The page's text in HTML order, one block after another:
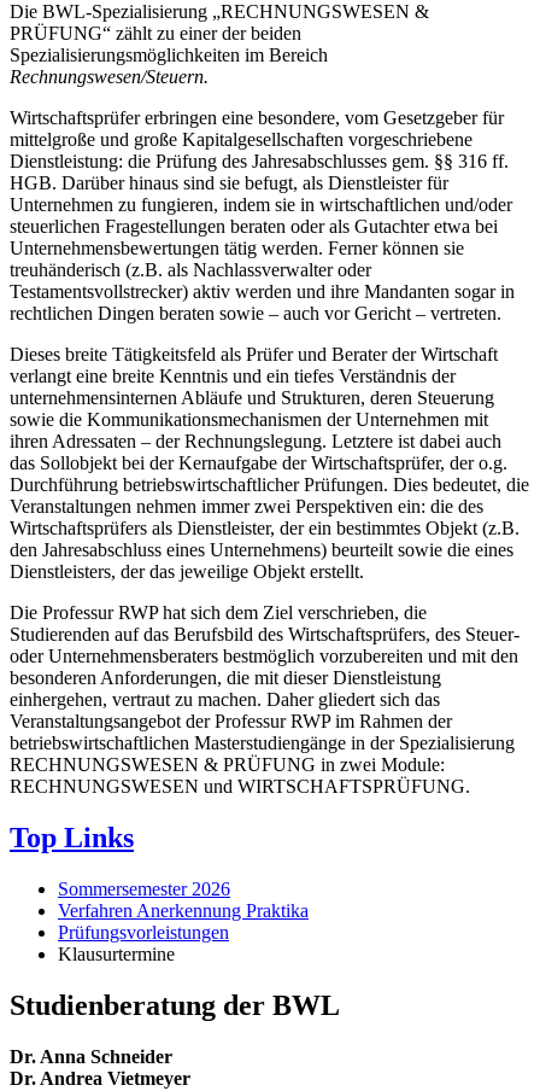
Die BWL-Spezialisierung „RECHNUNGSWESEN &
PRÜFUNG“ zählt zu einer der beiden
Spezialisierungsmöglichkeiten im Bereich
Rechnungswesen/Steuern.
Wirtschaftsprüfer erbringen eine besondere, vom Gesetzgeber für
mittelgroße und große Kapitalgesellschaften vorgeschriebene
Dienstleistung: die Prüfung des Jahresabschlusses gem. §§ 316 ff.
HGB. Darüber hinaus sind sie befugt, als Dienstleister für
Unternehmen zu fungieren, indem sie in wirtschaftlichen und/oder
steuerlichen Fragestellungen beraten oder als Gutachter etwa bei
Unternehmensbewertungen tätig werden. Ferner können sie
treuhänderisch (z.B. als Nachlassverwalter oder
Testamentsvollstrecker) aktiv werden und ihre Mandanten sogar in
rechtlichen Dingen beraten sowie – auch vor Gericht – vertreten.
Dieses breite Tätigkeitsfeld als Prüfer und Berater der Wirtschaft
verlangt eine breite Kenntnis und ein tiefes Verständnis der
unternehmensinternen Abläufe und Strukturen, deren Steuerung
sowie die Kommunikationsmechanismen der Unternehmen mit
ihren Adressaten – der Rechnungslegung. Letztere ist dabei auch
das Sollobjekt bei der Kernaufgabe der Wirtschaftsprüfer, der o.g.
Durchführung betriebswirtschaftlicher Prüfungen. Dies bedeutet, die
Veranstaltungen nehmen immer zwei Perspektiven ein: die des
Wirtschaftsprüfers als Dienstleister, der ein bestimmtes Objekt (z.B.
den Jahresabschluss eines Unternehmens) beurteilt sowie die eines
Dienstleisters, der das jeweilige Objekt erstellt.
Die Professur RWP hat sich dem Ziel verschrieben, die
Studierenden auf das Berufsbild des Wirtschaftsprüfers, des Steuer-
oder Unternehmensberaters bestmöglich vorzubereiten und mit den
besonderen Anforderungen, die mit dieser Dienstleistung
einhergehen, vertraut zu machen. Daher gliedert sich das
Veranstaltungsangebot der Professur RWP im Rahmen der
betriebswirtschaftlichen Masterstudiengänge in der Spezialisierung
RECHNUNGSWESEN & PRÜFUNG in zwei Module:
RECHNUNGSWESEN und WIRTSCHAFTSPRÜFUNG.
Top Links
Sommersemester 2026
Verfahren Anerkennung Praktika
Prüfungsvorleistungen
Klausurtermine
Studienberatung der BWL
Dr. Anna Schneider
Dr. Andrea Vietmeyer